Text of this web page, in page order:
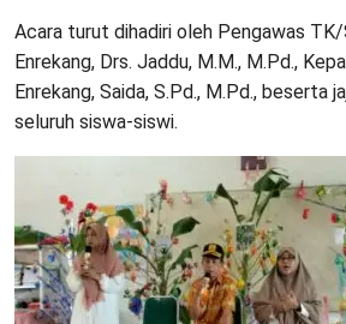
Acara turut dihadiri oleh Pengawas TK/
Enrekang, Drs. Jaddu, M.M., M.Pd.,
Enrekang, Saida, S.Pd., M.Pd., beserta
seluruh siswa-siswi.